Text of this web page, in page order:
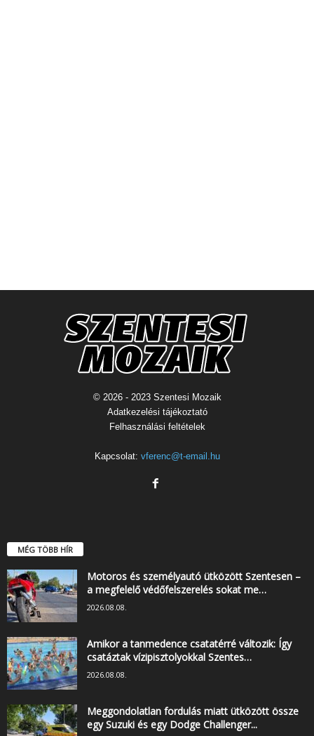
© 2026 - 2023 Szentesi Mozaik
Adatkezelési tájékoztató
Felhasználási feltételek
Kapcsolat: vferenc@t-email.hu
MÉG TÖBB HÍR
Motoros és személyautó ütközött Szentesen –
a megfelelő védőfelszerelés sokat me…
2026.08.08.
Amikor a tanmedence csatatérré változik: Így
csatáztak vízipisztolyokkal Szentes…
2026.08.08.
Meggondolatlan fordulás miatt ütközött össze
egy Suzuki és egy Dodge Challenger...